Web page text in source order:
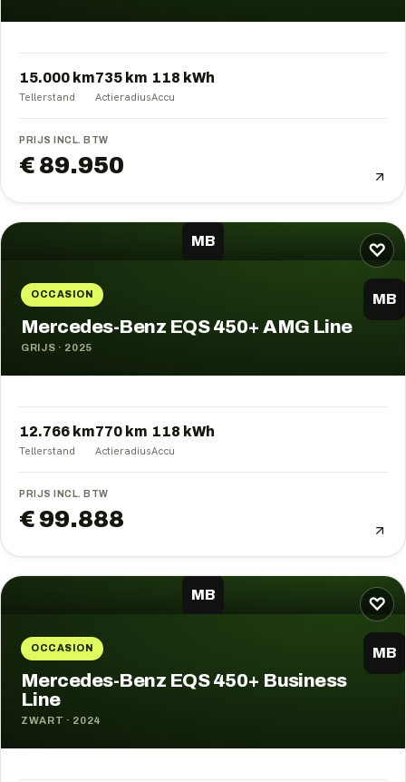
15.000 km
Tellerstand
735 km
Actieradius
118 kWh
Accu
PRIJS INCL. BTW
€ 89.950
♡
MB
OCCASION MB
Mercedes-Benz EQS 450+ AMG Line
GRIJS · 2025
12.766 km
Tellerstand
770 km
Actieradius
118 kWh
Accu
PRIJS INCL. BTW
€ 99.888
♡
MB
OCCASION MB
Mercedes-Benz EQS 450+ Business
Line
ZWART · 2024